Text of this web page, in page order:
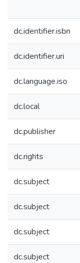
dc.identifier.isbn
dc.identifier.uri
dc.language.iso
dc.local
dc.publisher
dc.rights
dc.subject
dc.subject
dc.subject
dc.subject